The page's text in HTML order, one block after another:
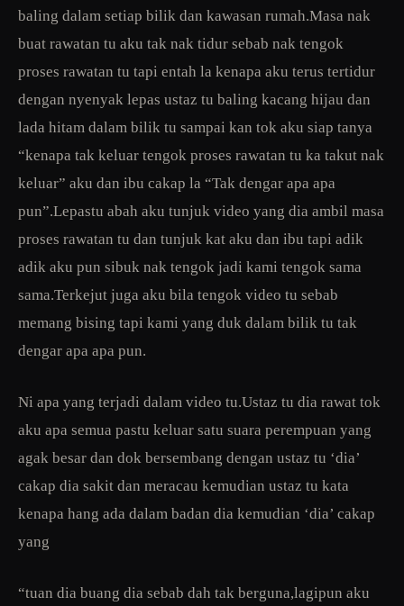
baling dalam setiap bilik dan kawasan rumah.Masa nak
buat rawatan tu aku tak nak tidur sebab nak tengok
proses rawatan tu tapi entah la kenapa aku terus tertidur
dengan nyenyak lepas ustaz tu baling kacang hijau dan
lada hitam dalam bilik tu sampai kan tok aku siap tanya
“kenapa tak keluar tengok proses rawatan tu ka takut nak
keluar” aku dan ibu cakap la “Tak dengar apa apa
pun”.Lepastu abah aku tunjuk video yang dia ambil masa
proses rawatan tu dan tunjuk kat aku dan ibu tapi adik
adik aku pun sibuk nak tengok jadi kami tengok sama
sama.Terkejut juga aku bila tengok video tu sebab
memang bising tapi kami yang duk dalam bilik tu tak
dengar apa apa pun.
Ni apa yang terjadi dalam video tu.Ustaz tu dia rawat tok
aku apa semua pastu keluar satu suara perempuan yang
agak besar dan dok bersembang dengan ustaz tu ‘dia’
cakap dia sakit dan meracau kemudian ustaz tu kata
kenapa hang ada dalam badan dia kemudian ‘dia’ cakap
yang
“tuan dia buang dia sebab dah tak berguna,lagipun aku